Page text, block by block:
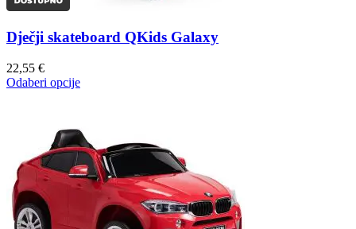
Dječji skateboard QKids Galaxy
22,55 €
Odaberi opcije